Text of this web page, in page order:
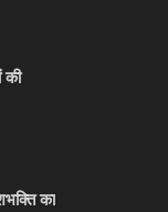
की
का